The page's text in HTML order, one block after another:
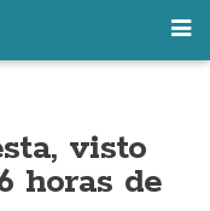
visto
horas de